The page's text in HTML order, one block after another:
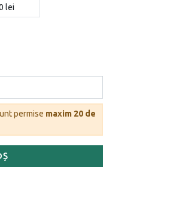
lei
permise maxim 20 de